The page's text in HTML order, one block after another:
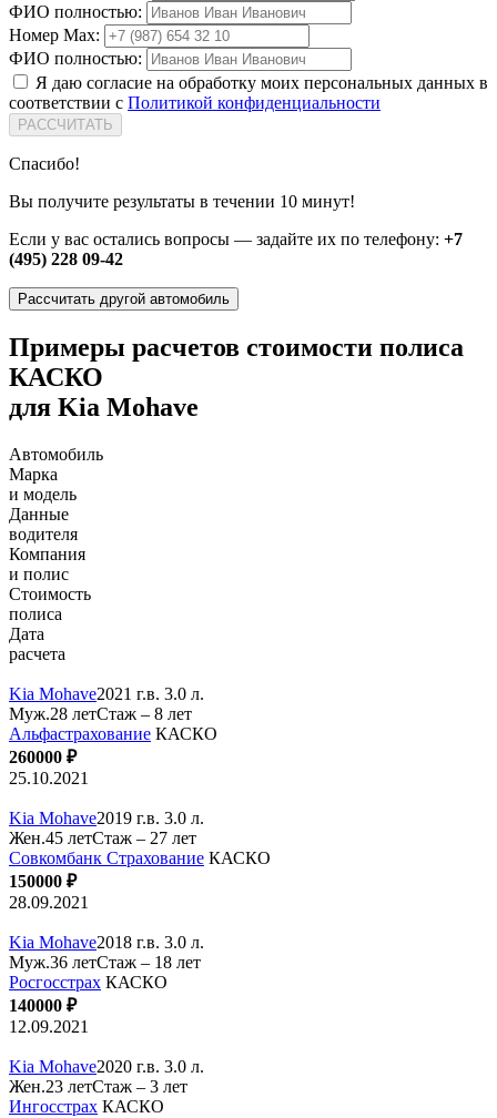
ФИО полностью:
Номер Max:
ФИО полностью:
Я даю согласие на обработку моих персональных данных в
соответствии с Политикой конфиденциальности
РАССЧИТАТЬ
Спасибо!
Вы получите результаты в течении 10 минут!
Если у вас остались вопросы — задайте их по телефону: +7
(495) 228 09-42
Рассчитать другой автомобиль
Примеры расчетов стоимости полиса
КАСКО
для Kia Mohave
Автомобиль
Марка
и модель
Данные
водителя
Компания
и полис
Стоимость
полиса
Дата
расчета
Kia Mohave2021 г.в. 3.0 л.
Муж.28 летСтаж – 8 лет
Альфастрахование КАСКО
260000 ₽
25.10.2021
Kia Mohave2019 г.в. 3.0 л.
Жен.45 летСтаж – 27 лет
Совкомбанк Страхование КАСКО
150000 ₽
28.09.2021
Kia Mohave2018 г.в. 3.0 л.
Муж.36 летСтаж – 18 лет
Росгосстрах КАСКО
140000 ₽
12.09.2021
Kia Mohave2020 г.в. 3.0 л.
Жен.23 летСтаж – 3 лет
Ингосстрах КАСКО